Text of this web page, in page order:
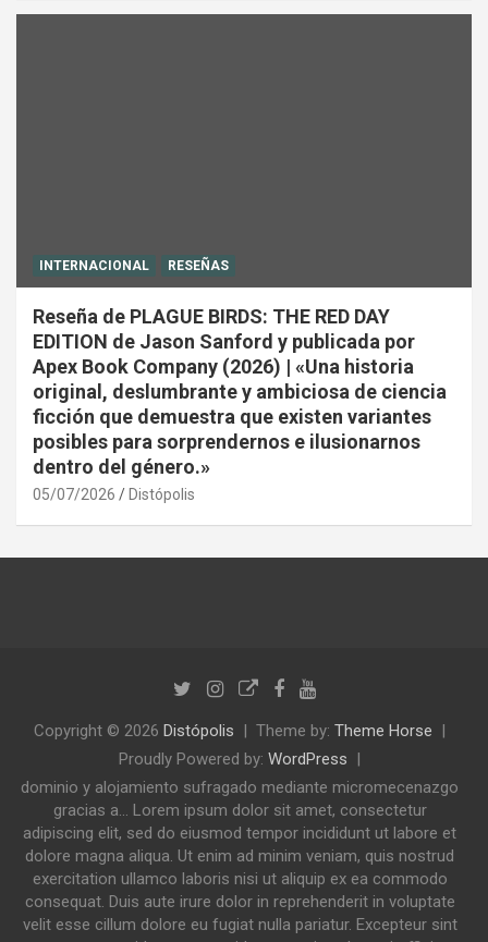
INTERNACIONAL RESEÑAS
Reseña de PLAGUE BIRDS: THE RED DAY
EDITION de Jason Sanford y publicada por
Apex Book Company (2026) | «Una historia
original, deslumbrante y ambiciosa de ciencia
ficción que demuestra que existen variantes
posibles para sorprendernos e ilusionarnos
dentro del género.»
05/07/2026 Distópolis
Copyright © 2026 Distópolis Theme by: Theme Horse
Proudly Powered by: WordPress
dominio y alojamiento sufragado mediante micromecenazgo
gracias a... Lorem ipsum dolor sit amet, consectetur
adipiscing elit, sed do eiusmod tempor incididunt ut labore et
dolore magna aliqua. Ut enim ad minim veniam, quis nostrud
exercitation ullamco laboris nisi ut aliquip ex ea commodo
consequat. Duis aute irure dolor in reprehenderit in voluptate
velit esse cillum dolore eu fugiat nulla pariatur. Excepteur sint